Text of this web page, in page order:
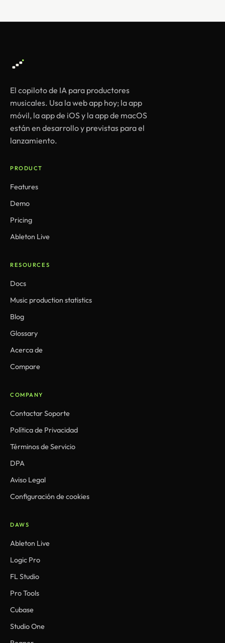
El copiloto de IA para productores
musicales. Usa la web app hoy; la app
móvil, la app de iOS y la app de macOS
están en desarrollo y previstas para el
lanzamiento.
PRODUCT
Features
Demo
Pricing
Ableton Live
RESOURCES
Docs
Music production statistics
Blog
Glossary
Acerca de
Compare
COMPANY
Contactar Soporte
Política de Privacidad
Términos de Servicio
DPA
Aviso Legal
Configuración de cookies
DAWS
Ableton Live
Logic Pro
FL Studio
Pro Tools
Cubase
Studio One